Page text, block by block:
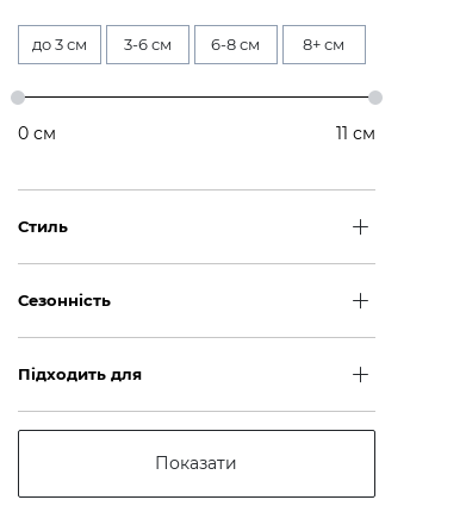
до 3 см 3-6 см 6-8 см 8+ см
0 см 11 см
Стиль
Сезонність
Підходить для
Показати